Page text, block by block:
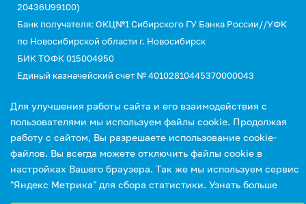
20436U99100)
Банк получателя: ОКЦ№1 Сибирского ГУ Банка России//УФК
по Новосибирской области г. Новосибирск
БИК ТОФК 015004950
Единый казначейский счет № 40102810445370000043
КБК 00000000000000000130 (для оплаты услуг)
УИН 0
Для улучшения работы сайта и его взаимодействия с
пользователями мы используем файлы cookie. Продолжая
работу с сайтом, Вы разрешаете использование cookie-
файлов. Вы всегда можете отключить файлы cookie в
настройках Вашего браузера. Так же мы используем сервис
"Яндекс Метрика" для сбора статистики. Узнать больше
Выберите настройки cookie